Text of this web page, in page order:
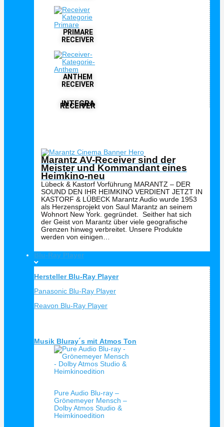
PRIMARE
RECEIVER
ANTHEM
RECEIVER
INTEGRA
RECEIVER
Marantz AV-Receiver sind der
Meister und Kommandant eines
Heimkino-neu
Lübeck & Kastorf Vorführung MARANTZ – DER
SOUND DEN IHR HEIMKINO VERDIENT JETZT IN
KASTORF & LÜBECK Marantz Audio wurde 1953
als Herzensprojekt von Saul Marantz an seinem
Wohnort New York. gegründet. Seither hat sich
der Geist von Marantz über viele geografische
Grenzen hinweg verbreitet. Unsere Produkte
werden von einigen…
Blu-Ray Player
Hersteller Blu-Ray Player
Panasonic Blu-Ray Player
Reavon Blu-Ray Player
Musik Bluray´s mit Atmos Ton
Pure Audio Blu-ray –
Grönemeyer Mensch –
Dolby Atmos Studio &
Heimkinoedition